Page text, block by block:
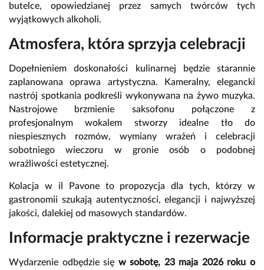
butelce, opowiedzianej przez samych twórców tych
wyjątkowych alkoholi.
Atmosfera, która sprzyja celebracji
Dopełnieniem doskonałości kulinarnej będzie starannie
zaplanowana oprawa artystyczna. Kameralny, elegancki
nastrój spotkania podkreśli wykonywana na żywo muzyka.
Nastrojowe brzmienie saksofonu połączone z
profesjonalnym wokalem stworzy idealne tło do
niespiesznych rozmów, wymiany wrażeń i celebracji
sobotniego wieczoru w gronie osób o podobnej
wrażliwości estetycznej.
Kolacja w il Pavone to propozycja dla tych, którzy w
gastronomii szukają autentyczności, elegancji i najwyższej
jakości, dalekiej od masowych standardów.
Informacje praktyczne i rezerwacje
Wydarzenie odbędzie się w sobotę, 23 maja 2026 roku o